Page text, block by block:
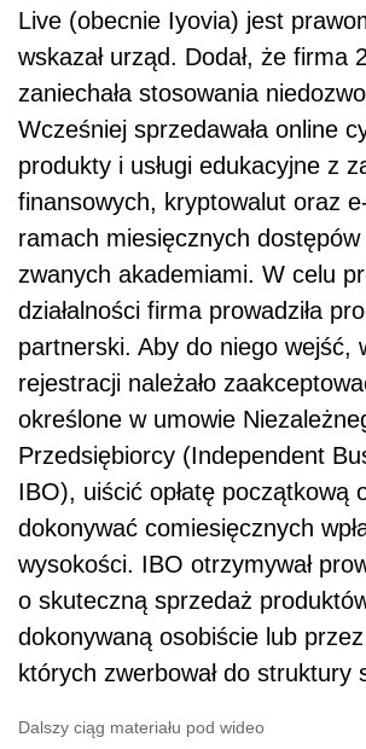
Live (obecnie Iyovia) jest
wskazał urząd. Dodał, że firma
zaniechała stosowania
Wcześniej sprzedawała online
produkty i usługi edukacyjne z
finansowych, kryptowalut oraz
ramach miesięcznych
zwanych akademiami. W celu
działalności firma prowadziła
partnerski. Aby do niego wejść,
rejestracji należało
określone w umowie
Przedsiębiorcy (Independent
IBO), uiścić opłatę początkową
dokonywać comiesięcznych
wysokości. IBO otrzymywał
o skuteczną sprzedaż
dokonywaną osobiście lub
których zwerbował do struktury
Dalszy ciąg materiału pod wideo